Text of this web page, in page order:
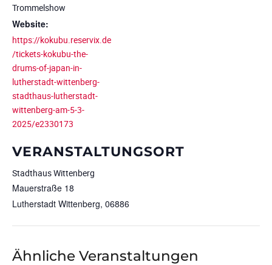
Trommelshow
Website:
https://kokubu.reservix.de
/tickets-kokubu-the-
drums-of-japan-in-
lutherstadt-wittenberg-
stadthaus-lutherstadt-
wittenberg-am-5-3-
2025/e2330173
VERANSTALTUNGSORT
Stadthaus Wittenberg
Mauerstraße 18
Lutherstadt Wittenberg, 06886
Ähnliche Veranstaltungen